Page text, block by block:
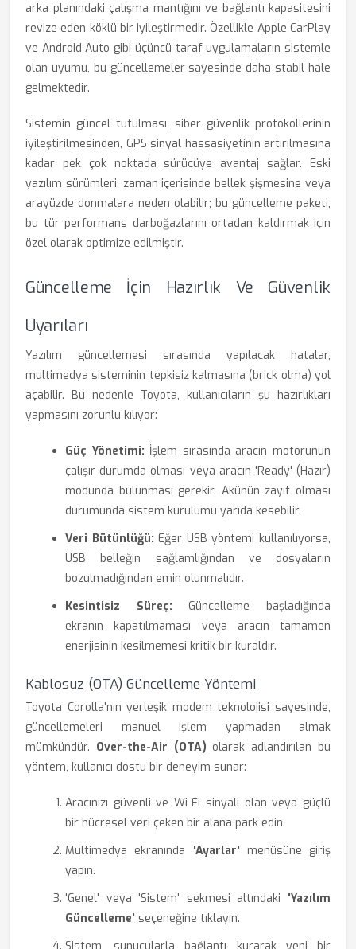
arka planındaki çalışma mantığını ve bağlantı kapasitesini
revize eden köklü bir iyileştirmedir. Özellikle Apple CarPlay
ve Android Auto gibi üçüncü taraf uygulamaların sistemle
olan uyumu, bu güncellemeler sayesinde daha stabil hale
gelmektedir.
Sistemin güncel tutulması, siber güvenlik protokollerinin
iyileştirilmesinden, GPS sinyal hassasiyetinin artırılmasına
kadar pek çok noktada sürücüye avantaj sağlar. Eski
yazılım sürümleri, zaman içerisinde bellek şişmesine veya
arayüzde donmalara neden olabilir; bu güncelleme paketi,
bu tür performans darboğazlarını ortadan kaldırmak için
özel olarak optimize edilmiştir.
Güncelleme İçin Hazırlık Ve Güvenlik
Uyarıları
Yazılım güncellemesi sırasında yapılacak hatalar,
multimedya sisteminin tepkisiz kalmasına (brick olma) yol
açabilir. Bu nedenle Toyota, kullanıcıların şu hazırlıkları
yapmasını zorunlu kılıyor:
Güç Yönetimi: İşlem sırasında aracın motorunun
çalışır durumda olması veya aracın 'Ready' (Hazır)
modunda bulunması gerekir. Akünün zayıf olması
durumunda sistem kurulumu yarıda kesebilir.
Veri Bütünlüğü: Eğer USB yöntemi kullanılıyorsa,
USB belleğin sağlamlığından ve dosyaların
bozulmadığından emin olunmalıdır.
Kesintisiz Süreç: Güncelleme başladığında
ekranın kapatılmaması veya aracın tamamen
enerjisinin kesilmemesi kritik bir kuraldır.
Kablosuz (OTA) Güncelleme Yöntemi
Toyota Corolla'nın yerleşik modem teknolojisi sayesinde,
güncellemeleri manuel işlem yapmadan almak
mümkündür. Over-the-Air (OTA) olarak adlandırılan bu
yöntem, kullanıcı dostu bir deneyim sunar:
Aracınızı güvenli ve Wi-Fi sinyali olan veya güçlü
bir hücresel veri çeken bir alana park edin.
Multimedya ekranında 'Ayarlar' menüsüne giriş
yapın.
'Genel' veya 'Sistem' sekmesi altındaki 'Yazılım
Güncelleme' seçeneğine tıklayın.